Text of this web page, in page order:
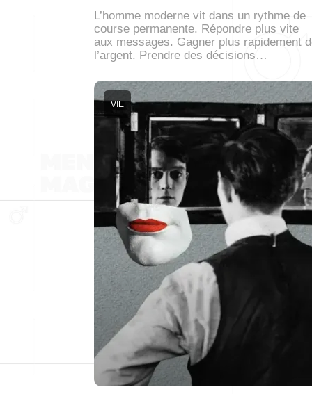
L’homme moderne vit dans un rythme de
course permanente. Répondre plus vite
aux messages. Gagner plus rapidement
l’argent. Prendre des décisions…
VIE